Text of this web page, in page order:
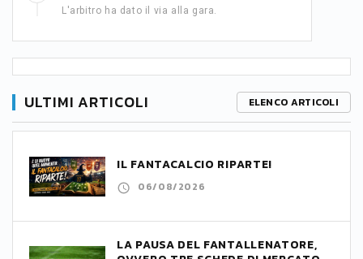
L'arbitro ha dato il via alla gara.
ULTIMI ARTICOLI ELENCO ARTICOLI
IL FANTACALCIO RIPARTE!
06/08/2026
LA PAUSA DEL FANTALLENATORE,